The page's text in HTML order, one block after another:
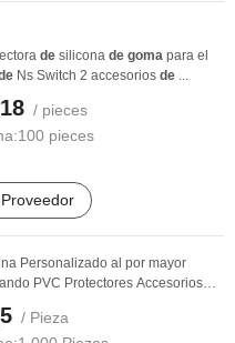
de silicona de goma para el
Ns Switch 2 accesorios de ...
/ pieces
100 pieces
Personalizado al por mayor
PVC Protectores Accesorios
/ Pieza